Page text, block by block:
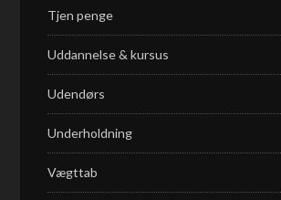
Tjen penge
Uddannelse & kursus
Udendørs
Underholdning
Vægttab